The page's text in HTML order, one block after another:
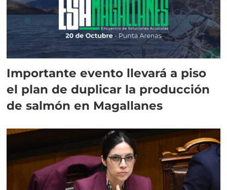
Importante evento llevará a piso
el plan de duplicar la producción
de salmón en Magallanes